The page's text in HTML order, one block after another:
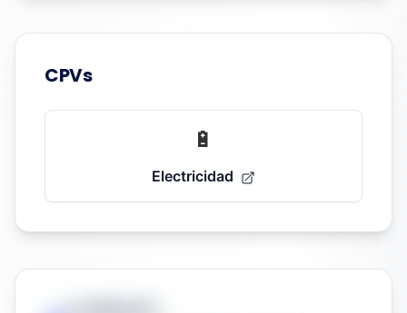
CPVs
🔋
Electricidad